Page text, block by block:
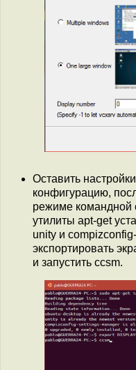
Оставить
конфигурацию,
режиме командной
утилиты apt-get
unity и
экспортировать
и запустить ccsm.